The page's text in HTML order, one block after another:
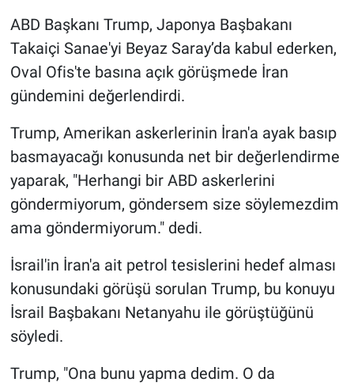
ABD Başkanı Trump, Japonya Başbakanı
Takaiçi Sanae'yi Beyaz Saray’da kabul ederken,
Oval Ofis'te basına açık görüşmede İran
gündemini değerlendirdi.
Trump, Amerikan askerlerinin İran'a ayak basıp
basmayacağı konusunda net bir değerlendirme
yaparak, "Herhangi bir ABD askerlerini
göndermiyorum, göndersem size söylemezdim
ama göndermiyorum." dedi.
İsrail'in İran'a ait petrol tesislerini hedef alması
konusundaki görüşü sorulan Trump, bu konuyu
İsrail Başbakanı Netanyahu ile görüştüğünü
söyledi.
Trump, "Ona bunu yapma dedim. O da